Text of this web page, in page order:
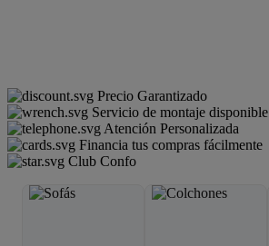
Precio Garantizado
Servicio de montaje disponible
Atención Personalizada
Financia tus compras fácilmente
Club Confo